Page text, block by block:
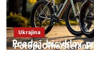
Ukrajina
Potopí Oľha